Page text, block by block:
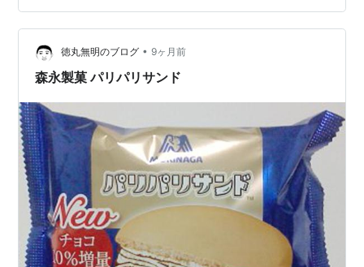
めき・寒さと太陽 苦しみや困難を経験したからこそ、温
もりのありがたさを心から感じられる。・悩みと生命 試
練を乗り越えた人ほど、日常の…
徳丸無明のブログ • 9ヶ月前
森永製菓 パリパリサンド